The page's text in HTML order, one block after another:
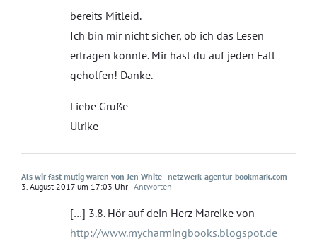
bereits Mitleid.
Ich bin mir nicht sicher, ob ich das Lesen
ertragen könnte. Mir hast du auf jeden Fall
geholfen! Danke.
Liebe Grüße
Ulrike
Als wir fast mutig waren von Jen White - netzwerk-agentur-bookmark.com
3. August 2017 um 17:03 Uhr- Antworten
[…] 3.8. Hör auf dein Herz Mareike von
http://www.mycharmingbooks.blogspot.de